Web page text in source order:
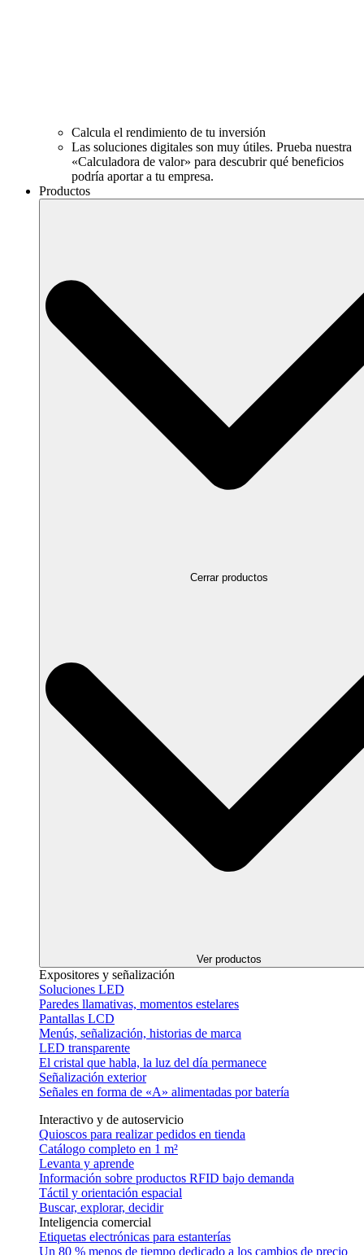
Calcula el rendimiento de tu inversión
Las soluciones digitales son muy útiles. Prueba nuestra
«Calculadora de valor» para descubrir qué beneficios
podría aportar a tu empresa.
Productos
Cerrar productos
Ver productos
Expositores y señalización
Soluciones LED
Paredes llamativas, momentos estelares
Pantallas LCD
Menús, señalización, historias de marca
LED transparente
El cristal que habla, la luz del día permanece
Señalización exterior
Señales en forma de «A» alimentadas por batería
Interactivo y de autoservicio
Quioscos para realizar pedidos en tienda
Catálogo completo en 1 m²
Levanta y aprende
Información sobre productos RFID bajo demanda
Táctil y orientación espacial
Buscar, explorar, decidir
Inteligencia comercial
Etiquetas electrónicas para estanterías
Un 80 % menos de tiempo dedicado a los cambios de precio